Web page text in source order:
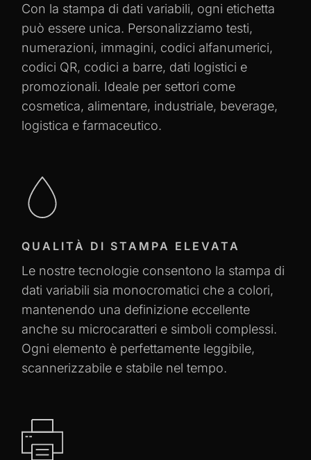
Con la stampa di dati variabili, ogni etichetta
può essere unica. Personalizziamo testi,
numerazioni, immagini, codici alfanumerici,
codici QR, codici a barre, dati logistici e
promozionali. Ideale per settori come
cosmetica, alimentare, industriale, beverage,
logistica e farmaceutico.
QUALITÀ DI STAMPA ELEVATA
Le nostre tecnologie consentono la stampa di
dati variabili sia monocromatici che a colori,
mantenendo una definizione eccellente
anche su microcaratteri e simboli complessi.
Ogni elemento è perfettamente leggibile,
scannerizzabile e stabile nel tempo.